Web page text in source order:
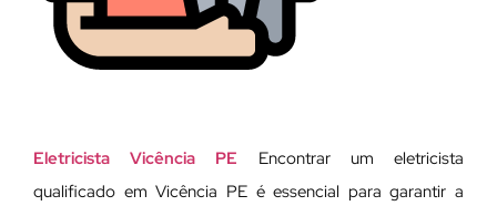
Eletricista Vicência PE Encontrar um eletricista
qualificado em Vicência PE é essencial para garantir a